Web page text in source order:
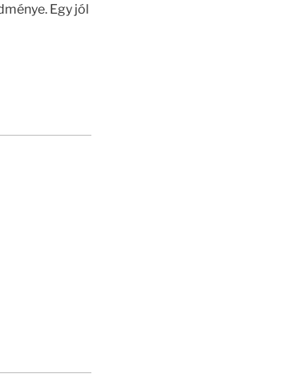
Egy jól